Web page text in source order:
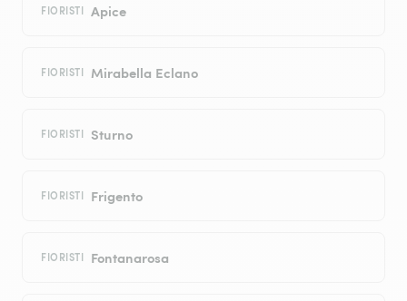
FIORISTI Apice
FIORISTI Mirabella Eclano
FIORISTI Sturno
FIORISTI Frigento
FIORISTI Fontanarosa